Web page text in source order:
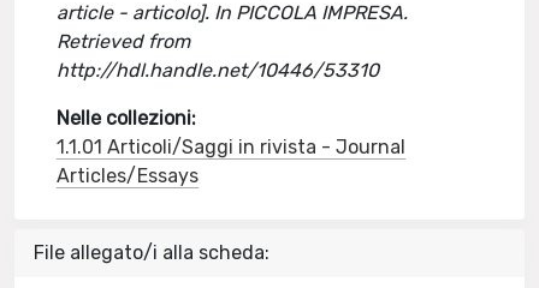
article - articolo]. In PICCOLA IMPRESA.
Retrieved from
http://hdl.handle.net/10446/53310
Nelle collezioni:
1.1.01 Articoli/Saggi in rivista - Journal
Articles/Essays
File allegato/i alla scheda: